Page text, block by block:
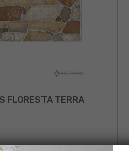
FLORESTA TERRA